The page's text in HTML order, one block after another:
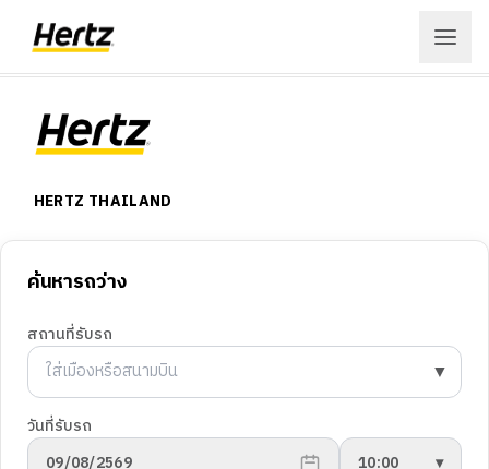
จอง
ลูกค้าองค์กร
สถานที่
ข้อเสนอ
ค้นหารถว่าง
สถานที่รับรถ
▼
วันที่รับรถ
09/08/2569
10:00 ▾
HERTZ THAILAND
การจองรถ
สถานที่ให้บริการ
เงื่อนไขในการให้บริการ
Hertz Fun Club
เกี่ยวกับเฮิร์ซ
ประวัติบริษัทฯ